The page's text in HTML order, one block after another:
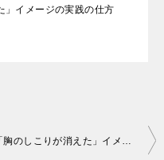
」イメージの実践の仕方
「胸のしこりが消えた」イメージの実践の仕方